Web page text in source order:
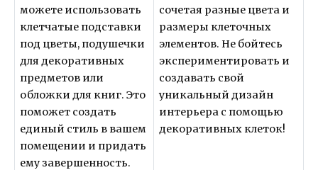
можете использовать
клетчатые подставки
под цветы, подушечки
для декоративных
предметов или
обложки для книг. Это
поможет создать
единый стиль в вашем
помещении и придать
ему завершенность.
сочетая разные цвета и
размеры клеточных
элементов. Не бойтесь
экспериментировать и
создавать свой
уникальный дизайн
интерьера с помощью
декоративных клеток!